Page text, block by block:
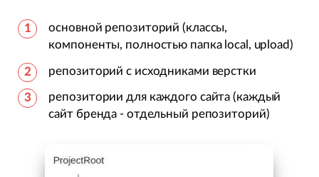
основной репозиторий (классы,
компоненты, полностью папка local, upload)
репозиторий с исходниками верстки
репозитории для каждого сайта (каждый
сайт бренда - отдельный репозиторий)